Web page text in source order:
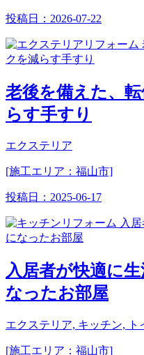
投稿日： 2026-07-22
老後を備えた、
らす手すり
エクステリア
[施工エリア：福山市]
投稿日： 2025-06-17
入居者が快適に
なったお部屋
エクステリア, キッチン, ト
[施工エリア：福山市]